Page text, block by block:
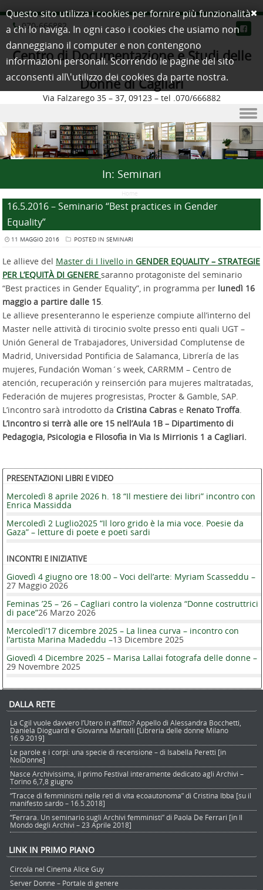
070-666882
Centro di Documentazione e Studi delle
Donne di Cagliari
Via Falzarego 35 – 37, 09123 – tel .070/666882
Skip to content
In: Seminari
Home
16.5.2016 – Seminario “Best practices in Gender
Equality”
11 MAGGIO 2016 POSTED IN SEMINARI
Le allieve del Master di I livello in GENDER EQUALITY – STRATEGIE
PER L’EQUITÀ DI GENERE saranno protagoniste del seminario
“Best practices in Gender Equality”, in programma per lunedì 16
maggio a partire dalle 15
Le allieve presenteranno le esperienze compiute all’interno del
Master nelle attività di tirocinio svolte presso enti quali UGT –
Unión General de Trabajadores, Universidad Complutense de
Madrid, Universidad Pontificia de Salamanca, Librería de las
mujeres, Fundación Woman´s week, CARRMM – Centro de
atención, recuperación y reinserción para mujeres maltratadas,
Federación de mujeres progresistas, Procter & Gamble, SAP.
L’incontro sarà introdotto da Cristina Cabras e Renato Troffa
L’incontro si terrà alle ore 15 nell’Aula 1B – Dipartimento di
Pedagogia, Psicologia e Filosofia in Via Is Mirrionis 1 a Cagliari.
PRESENTAZIONI LIBRI E VIDEO
Mercoledì 8 aprile 2026 h. 18 “Il mestiere dei libri” incontro con
Enrica Massidda
Mercoledì 2 Luglio2025 “Il loro grido è la mia voce. Poesie da
Gaza” – letture di poete e poeti sardi
INCONTRI E INIZIATIVE
Giovedì 4 giugno ore 18:00 – Voci dell’arte: Myriam Scasseddu –
27 Maggio 2026
Feminas ’25 – ’26 – Cagliari contro la violenza “Donne costruttrici
di pace”26 Marzo 2026
Mercoledì’17 dicembre 2025 – La linea curva – incontro con
l’artista Marina Madeddu –13 Dicembre 2025
Giovedì 4 Dicembre 2025 – Marisa Lallai fotografa delle donne –
29 Novembre 2025
DALLA RETE
La Cgil vuole davvero l’Utero in affitto? Appello di Alessandra Bocchetti,
Daniela Dioguardi e Giovanna Martelli [Libreria delle donne Milano
16.9.2019]
Le parole e i corpi: una specie di recensione – di Isabella Peretti [in
NoiDonne]
Nasce Archivissima, il primo Festival interamente dedicato agli Archivi –
Torino 6,7,8 giugno
“Tracce di femminismi nelle reti di vita ecoautonoma” di Cristina Ibba [su il
manifesto sardo – 16.5.2018]
“Ferrara. Un seminario sugli Archivi femministi” di Paola De Ferrari [in Il
Mondo degli Archivi – 23 Aprile 2018]
LINK IN PRIMO PIANO
Circola nel Cinema Alice Guy
Server Donne – Portale di genere
Questo sito utilizza i cookies per fornire più funzionalità
a chi lo naviga. In ogni caso i cookies che usiamo non
danneggiano il computer e non contengono
informazioni personali. Scorrendo le pagine del sito
acconsenti all\'utilizzo dei cookies da parte nostra.